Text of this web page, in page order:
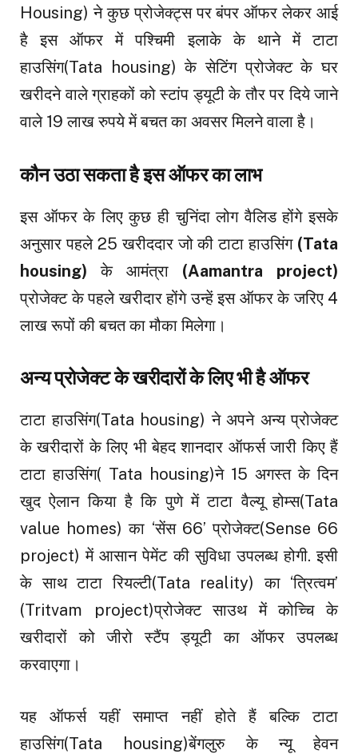
Housing) ने कुछ प्रोजेक्ट्स पर बंपर ऑफर लेकर आई
है इस ऑफर में पश्चिमी इलाके के थाने में टाटा
हाउसिंग(Tata housing) के सेटिंग प्रोजेक्ट के घर
खरीदने वाले ग्राहकों को स्टांप ड्यूटी के तौर पर द‍िये जाने
वाले 19 लाख रुपये में बचत का अवसर मिलने वाला है।
कौन उठा सकता है इस ऑफर का लाभ
इस ऑफर के लिए कुछ ही चुनिंदा लोग वैलिड होंगे इसके
अनुसार पहले 25 खरीददार जो की टाटा हाउसिंग (Tata
housing) के आमंत्रा (Aamantra project)
प्रोजेक्ट के पहले खरीदार होंगे उन्हें इस ऑफर के जरिए 4
लाख रूपों की बचत का मौका मिलेगा।
अन्य प्रोजेक्ट के खरीदारों के लिए भी है ऑफर
टाटा हाउसिंग(Tata housing) ने अपने अन्य प्रोजेक्ट
के खरीदारों के लिए भी बेहद शानदार ऑफर्स जारी किए हैं
टाटा हाउसिंग( Tata housing)ने 15 अगस्त के दिन
खुद ऐलान किया है कि पुणे में टाटा वैल्यू होम्स(Tata
value homes) का ‘सेंस 66’ प्रोजेक्ट(Sense 66
project) में आसान पेमेंट की सुविधा उपलब्ध होगी. इसी
के साथ टाटा रियल्टी(Tata reality) का ‘त्रित्वम’
(Tritvam project)प्रोजेक्ट साउथ में कोच्चि के
खरीदारों को जीरो स्टैंप ड्यूटी का ऑफर उपलब्ध
करवाएगा।
यह ऑफर्स यहीं समाप्त नहीं होते हैं बल्कि टाटा
हाउसिंग(Tata housing)बेंगलुरु के न्यू हेवन